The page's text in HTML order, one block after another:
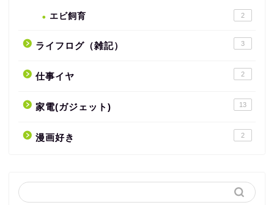
エビ飼育 2
ライフログ（雑記） 3
仕事イヤ 2
家電(ガジェット) 13
漫画好き 2